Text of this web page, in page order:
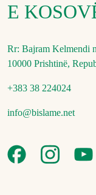
E
Rr: Bajram Kelmendi
10000 Prishtinë,
+383 38 224024
info@bislame.net